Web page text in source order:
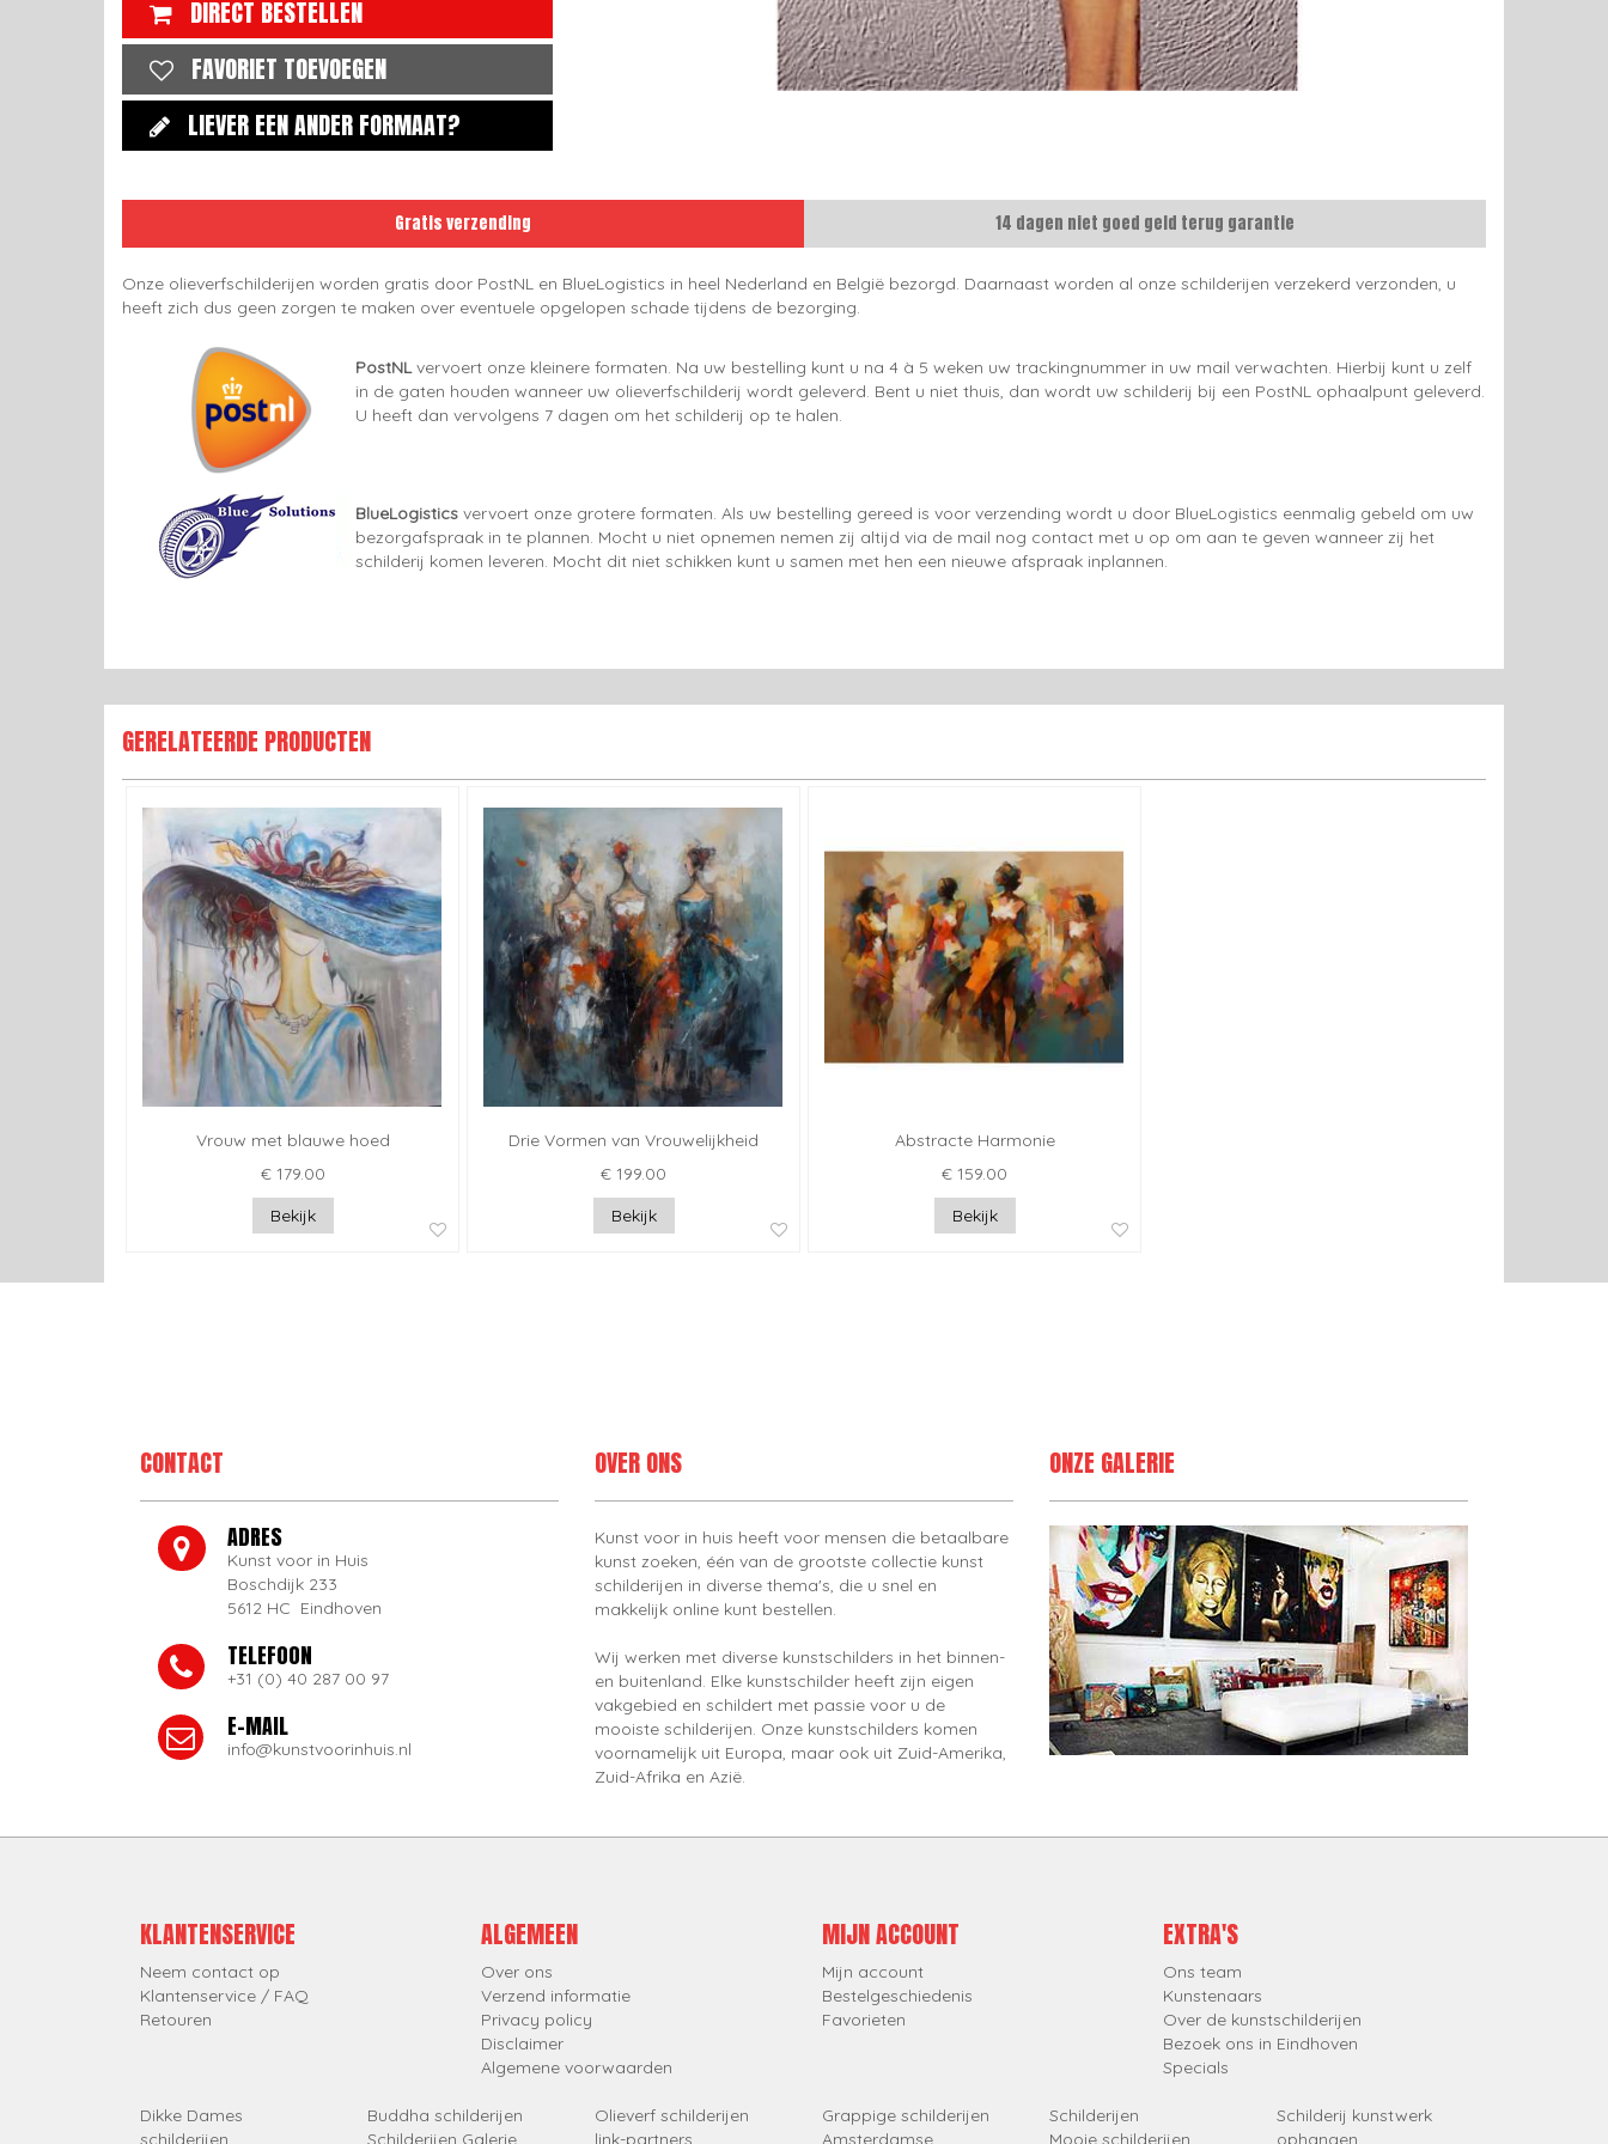
DIRECT BESTELLEN
FAVORIET TOEVOEGEN
LIEVER EEN ANDER FORMAAT?
Gratis verzending 14 dagen niet goed geld terug garantie
Onze olieverfschilderijen worden gratis door PostNL en BlueLogistics in heel Nederland en België bezorgd. Daarnaast worden al onze schilderijen verzekerd verzonden, u
heeft zich dus geen zorgen te maken over eventuele opgelopen schade tijdens de bezorging.
PostNLvervoert onze kleinere formaten. Na uw bestelling kunt u na 4 à 5 weken uw trackingnummer in uw mail verwachten. Hierbij kunt u zelf
in de gaten houden wanneer uw olieverfschilderij wordt geleverd. Bent u niet thuis, dan wordt uw schilderij bij een PostNL ophaalpunt geleverd.
U heeft dan vervolgens 7 dagen om het schilderij op te halen.
BlueLogistics vervoert onze grotere formaten. Als uw bestelling gereed is voor verzending wordt u door BlueLogistics eenmalig gebeld om uw
bezorgafspraak in te plannen. Mocht u niet opnemen nemen zij altijd via de mail nog contact met u op om aan te geven wanneer zij het
schilderij komen leveren. Mocht dit niet schikken kunt u samen met hen een nieuwe afspraak inplannen.
GERELATEERDE PRODUCTEN
Vrouw met blauwe hoed
€ 179.00
Bekijk
Drie Vormen van Vrouwelijkheid
€ 199.00
Bekijk
Abstracte Harmonie
€ 159.00
Bekijk
CONTACT
ADRES
Kunst voor in Huis
Boschdijk 233
5612 HC Eindhoven
TELEFOON
+31 (0) 40 287 00 97
E-MAIL
info@kunstvoorinhuis.nl
OVER ONS
Kunst voor in huis heeft voor mensen die betaalbare
kunst zoeken, één van de grootste collectie kunst
schilderijen in diverse thema's, die u snel en
makkelijk online kunt bestellen.
Wij werken met diverse kunstschilders in het binnen-
en buitenland. Elke kunstschilder heeft zijn eigen
vakgebied en schildert met passie voor u de
mooiste schilderijen. Onze kunstschilders komen
voornamelijk uit Europa, maar ook uit Zuid-Amerika,
Zuid-Afrika en Azië.
ONZE GALERIE
KLANTENSERVICE
Neem contact op
Klantenservice / FAQ
Retouren
ALGEMEEN
Over ons
Verzend informatie
Privacy policy
Disclaimer
Algemene voorwaarden
MIJN ACCOUNT
Mijn account
Bestelgeschiedenis
Favorieten
EXTRA'S
Ons team
Kunstenaars
Over de kunstschilderijen
Bezoek ons in Eindhoven
Specials
Dikke Dames
schilderijen
Buddha schilderijen
Schilderijen Galerie
Olieverf schilderijen
link-partners
Grappige schilderijen
Amsterdamse
Schilderijen
Mooie schilderijen
Schilderij kunstwerk
ophangen